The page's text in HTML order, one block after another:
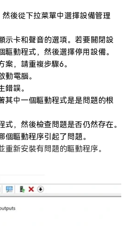
後從下拉菜單中選擇設備管理
示卡和聲音的選項。若要關閉設
驅動程式，然後選擇停用設備。
案，請重複步驟6。
動電腦。
錯誤。
其中一個驅動程式是是問題的根
式，然後檢查問題是否仍然存在。
個驅動程序引起了問題。
重新安裝有問題的驅動程序。